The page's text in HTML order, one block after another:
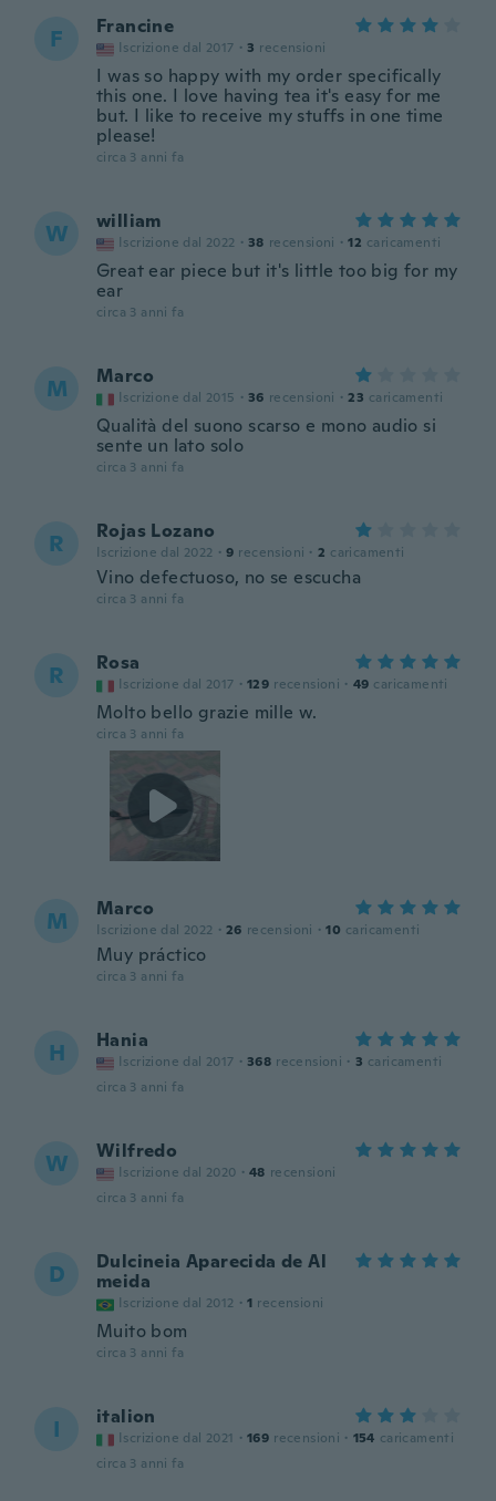
F Francine
Iscrizione dal 2017 · 3 recensioni
I was so happy with my order specifically
this one. I love having tea it's easy for me
but. I like to receive my stuffs in one time
please!
circa 3 anni fa
W william
Iscrizione dal 2022 · 38 recensioni · 12 caricamenti
Great ear piece but it's little too big for my
ear
circa 3 anni fa
M Marco
Iscrizione dal 2015 · 36 recensioni · 23 caricamenti
Qualità del suono scarso e mono audio si
sente un lato solo
circa 3 anni fa
R Rojas Lozano
Iscrizione dal 2022 · 9 recensioni · 2 caricamenti
Vino defectuoso, no se escucha
circa 3 anni fa
R Rosa
Iscrizione dal 2017 · 129 recensioni · 49 caricamenti
Molto bello grazie mille w.
circa 3 anni fa
M Marco
Iscrizione dal 2022 · 26 recensioni · 10 caricamenti
Muy práctico
circa 3 anni fa
H Hania
Iscrizione dal 2017 · 368 recensioni · 3 caricamenti
circa 3 anni fa
W Wilfredo
Iscrizione dal 2020 · 48 recensioni
circa 3 anni fa
D
Dulcineia Aparecida de Al
meida
Iscrizione dal 2012 · 1 recensioni
Muito bom
circa 3 anni fa
I italion
Iscrizione dal 2021 · 169 recensioni · 154 caricamenti
circa 3 anni fa